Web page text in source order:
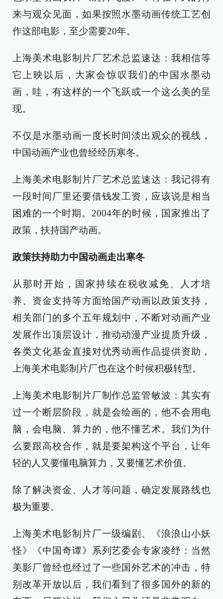
来与观众见面，如果按照水墨动画传统工艺创
作这部电影，至少需要20年。
上海美术电影制片厂艺术总监速达：我相信等
它上映以后，大家会惊叹我们的中国水墨动
画，哇，有这样的一个飞跃或一个这么美的呈
现。
不仅是水墨动画一度长时间淡出观众的视线，
中国动画产业也曾经经历寒冬。
上海美术电影制片厂艺术总监速达：我记得有
一段时间厂里还要借钱发工资，应该说是相当
困难的一个时期。2004年的时候，国家推出了
政策，扶持国产动画。
政策扶持助力中国动画走出寒冬
从那时开始，国家持续在税收减免、人才培
养、资金支持等方面给国产动画以政策支持，
相关部门的多个五年规划中，不断对动画产业
发展作出顶层设计，推动动漫产业提质升级，
各类文化基金直接对优秀动画作品提供资助，
上海美术电影制片厂也在这个时候积极转型。
上海美术电影制片厂制作总监管敏波：其实有
过一个断层阶段，就是会绘画的，他不会用电
脑，会电脑、算力的，他不懂艺术。我们为什
么要跟高校合作，就是要架构这个平台，让年
轻的人又要懂电脑算力，又要懂艺术价值。
除了解决资金、人才等问题，确定发展路线也
极为重要。
上海美术电影制片厂一级编剧、《浪浪山小妖
怪》《中国奇谭》系列艺委会专家凌纾：当然
美影厂曾经也经过了一些国外艺术的冲击，特
别改革开放以后，我们看到了很多国外的新的